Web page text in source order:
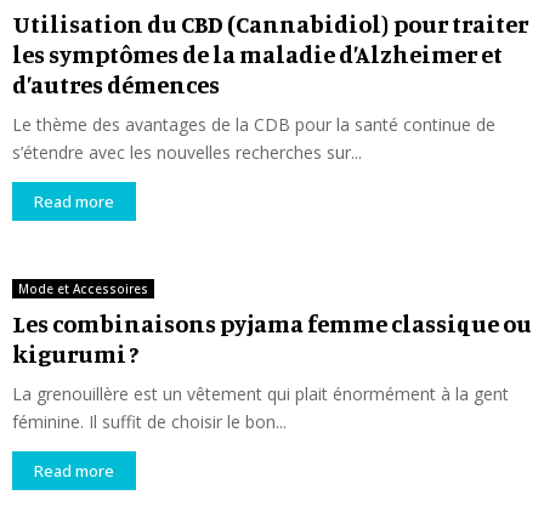
Utilisation du CBD (Cannabidiol) pour traiter
les symptômes de la maladie d’Alzheimer et
d’autres démences
Le thème des avantages de la CDB pour la santé continue de
s’étendre avec les nouvelles recherches sur...
Read more
Mode et Accessoires
Les combinaisons pyjama femme classique ou
kigurumi ?
La grenouillère est un vêtement qui plait énormément à la gent
féminine. Il suffit de choisir le bon...
Read more